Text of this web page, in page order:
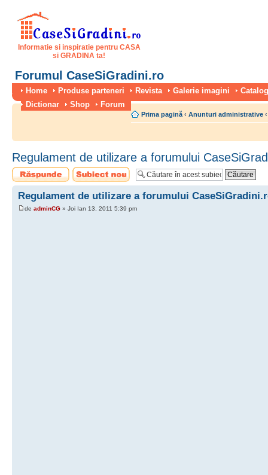
Informatie si inspiratie pentru CASA
si GRADINA ta!
Forumul CaseSiGradini.ro
Home Produse parteneri Revista Galerie imagini
Dictionar
Shop Forum
Prima pagină ‹ Anunturi administrative ‹
Regulament de utilizare a forumului
Scrie un răspuns
Scrie un subiect
nou
Regulament de utilizare a forumului
de adminCG » Joi Ian 13, 2011 5:39 pm